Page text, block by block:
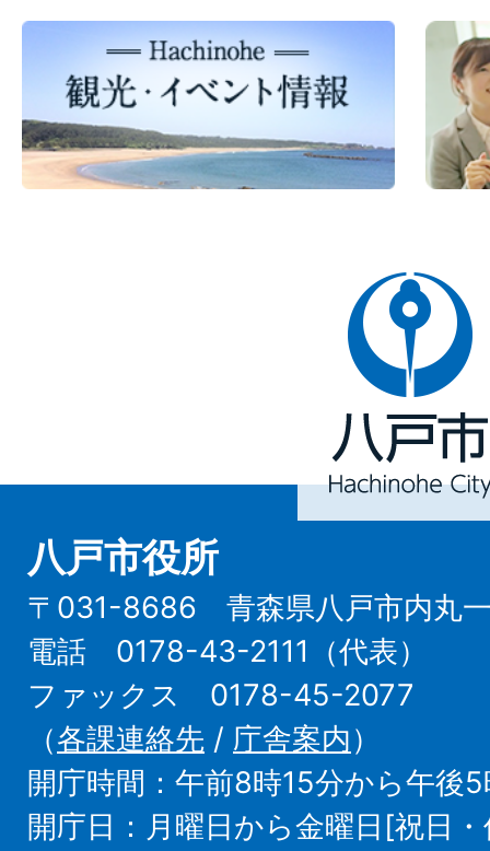
八
戸
Hachinohe
City
八戸市役所
〒031-8686 青森県八戸市内丸一
電話 0178-43-2111（代表）
ファックス 0178-45-2077
（各課連絡先 / 庁舎案内）
開庁時間：午前8時15分から午後
開庁日：月曜日から金曜日[祝日